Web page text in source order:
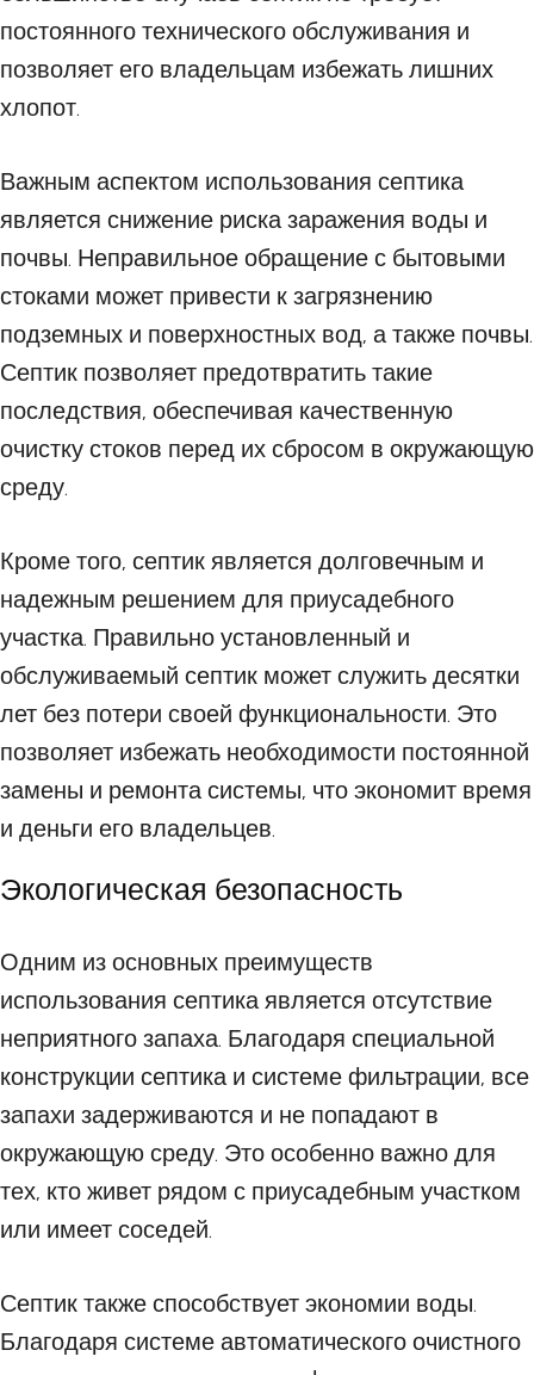
постоянного технического обслуживания и
позволяет его владельцам избежать лишних
хлопот.
Важным аспектом использования септика
является снижение риска заражения воды и
почвы. Неправильное обращение с бытовыми
стоками может привести к загрязнению
подземных и поверхностных вод, а также почвы.
Септик позволяет предотвратить такие
последствия, обеспечивая качественную
очистку стоков перед их сбросом в окружающую
среду.
Кроме того, септик является долговечным и
надежным решением для приусадебного
участка. Правильно установленный и
обслуживаемый септик может служить десятки
лет без потери своей функциональности. Это
позволяет избежать необходимости постоянной
замены и ремонта системы, что экономит время
и деньги его владельцев.
Экологическая безопасность
Одним из основных преимуществ
использования септика является отсутствие
неприятного запаха. Благодаря специальной
конструкции септика и системе фильтрации, все
запахи задерживаются и не попадают в
окружающую среду. Это особенно важно для
тех, кто живет рядом с приусадебным участком
или имеет соседей.
Септик также способствует экономии воды.
Благодаря системе автоматического очистного